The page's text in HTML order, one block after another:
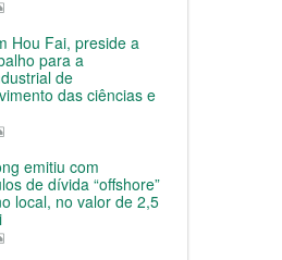
Hou Fai, preside a
para a
de
das ciências e
emitiu com
de dívida “offshore”
local, no valor de 2,5